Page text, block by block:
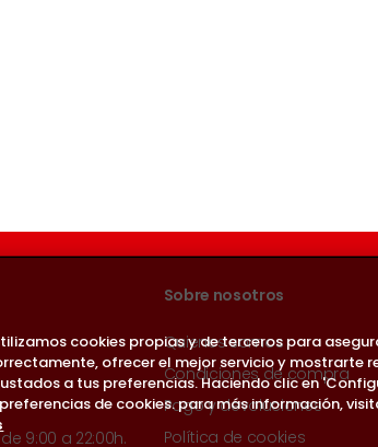
9:00 a 22:00h.
Sobre nosotros
Quienes somos
Condiciones de compra
Pago y devoluciones
Política de cookies
utilizamos cookies propias y de terceros para
ofrecer el mejor servicio y mostrarte
a tus preferencias. Haciendo clic en
de cookies. para más información,